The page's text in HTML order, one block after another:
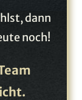
dann
noch!